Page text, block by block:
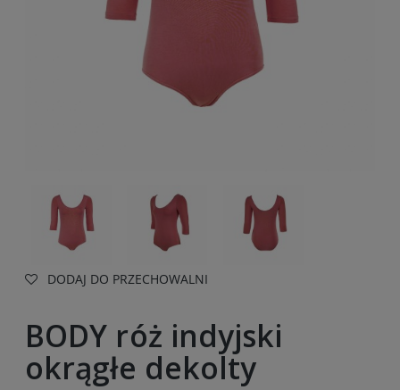
DODAJ DO PRZECHOWALNI
BODY róż indyjski
okrągłe dekolty